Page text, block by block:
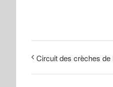
Circuit des crèches de